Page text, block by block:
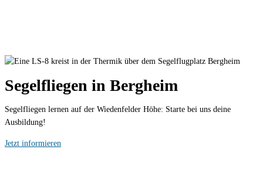
Segelfliegen in Bergheim
Segelfliegen lernen auf der Wiedenfelder Höhe: Starte bei uns deine
Ausbildung!
Jetzt informieren